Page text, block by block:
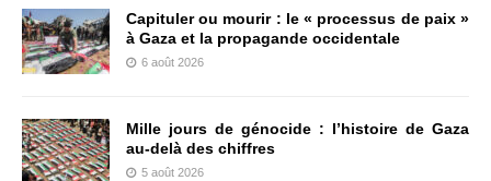
Capituler ou mourir : le « processus de paix »
à Gaza et la propagande occidentale
6 août 2026
Mille jours de génocide : l’histoire de Gaza
au-delà des chiffres
5 août 2026